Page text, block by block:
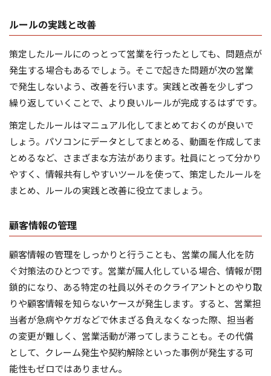
ルールの実践と改善
策定したルールにのっとって営業を行ったとしても、問題点が
発生する場合もあるでしょう。そこで起きた問題が次の営業
で発生しないよう、改善を行います。実践と改善を少しずつ
繰り返していくことで、より良いルールが完成するはずです。
策定したルールはマニュアル化してまとめておくのが良いで
しょう。パソコンにデータとしてまとめる、動画を作成してま
とめるなど、さまざまな方法があります。社員にとって分かり
やすく、情報共有しやすいツールを使って、策定したルールを
まとめ、ルールの実践と改善に役立てましょう。
顧客情報の管理
顧客情報の管理をしっかりと行うことも、営業の属人化を防
ぐ対策法のひとつです。営業が属人化している場合、情報が閉
鎖的になり、ある特定の社員以外そのクライアントとのやり取
りや顧客情報を知らないケースが発生します。すると、営業担
当者が急病やケガなどで休まざる負えなくなった際、担当者
の変更が難しく、営業活動が滞ってしまうことも。その代償
として、クレーム発生や契約解除といった事例が発生する可
能性もゼロではありません。